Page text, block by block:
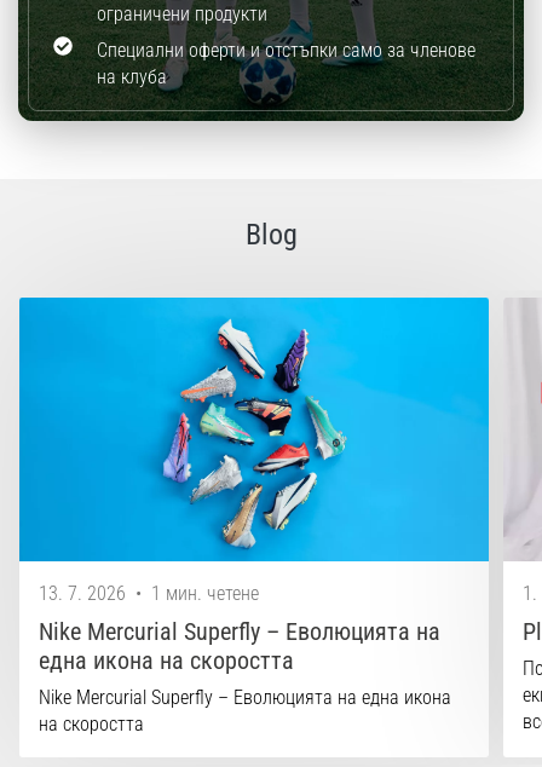
ограничени продукти
Специални оферти и отстъпки само за членове
на клуба
Blog
13. 7. 2026 • 1 мин. четене
Nike Mercurial Superfly – Еволюцията на
една икона на скоростта
Nike Mercurial Superfly – Еволюцията на една икона
на скоростта
1.